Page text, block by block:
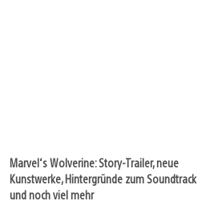
Marvel‘s Wolverine: Story-Trailer, neue
Kunstwerke, Hintergründe zum Soundtrack
und noch viel mehr